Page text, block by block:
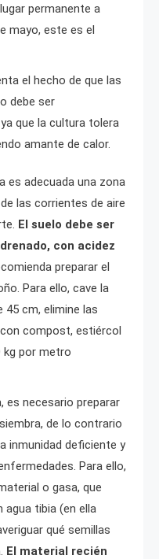
permanente a
mayo, este es el
el hecho de que las
debe ser
que la cultura tolera
amante de calor.
es adecuada una zona
las corrientes de aire
El suelo debe ser
con acidez
preparar el
Para ello, cave la
45 cm, elimine las
compost, estiércol
kg por metro
es necesario preparar
de lo contrario
inmunidad deficiente y
Para ello,
o gasa, que
agua tibia (en ella
qué semillas
El material recién